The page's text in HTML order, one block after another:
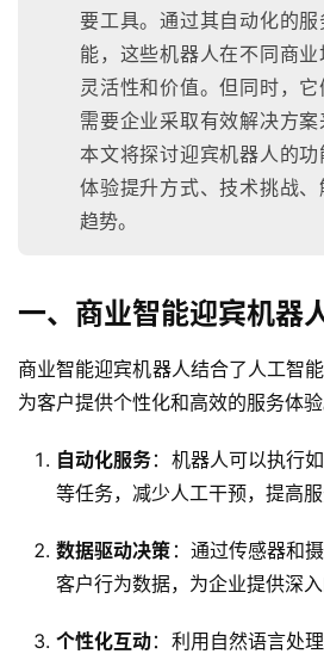
要工具。通过其自动化的
能，这些机器人在不同商
灵活性和价值。但同时，它
需要企业采取有效解决方案
本文将探讨迎宾机器人的
体验提升方式、技术挑战
趋势。
一、商业智能迎宾机器
商业智能迎宾机器人结合了人工智
为客户提供个性化和高效的服务体验
自动化服务：机器人可以执行
等任务，减少人工干预，提高服
数据驱动决策 ：通过传感器和
客户行为数据，为企业提供深入
个性化互动：利用自然语言处